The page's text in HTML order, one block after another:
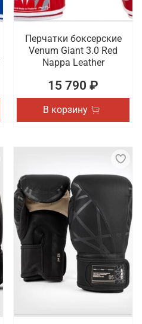
Перчатки боксерские
Venum Giant 3.0 Red
Nappa Leather
15 790 ₽
В корзину